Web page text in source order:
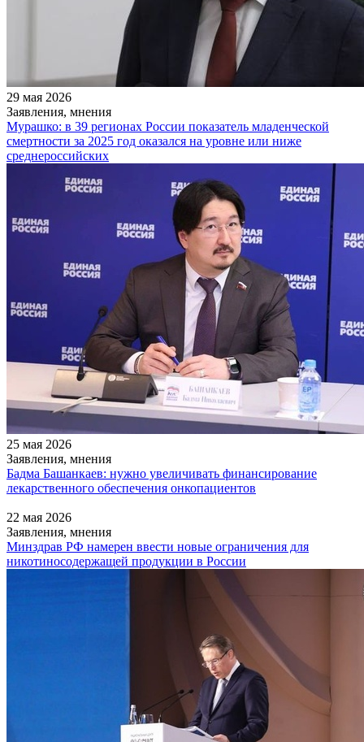
29 мая 2026
Заявления, мнения
Мурашко: в 39 регионах России показатель младенческой
смертности за 2025 год оказался на уровне или ниже
среднероссийских
25 мая 2026
Заявления, мнения
Бадма Башанкаев: нужно увеличивать финансирование
лекарственного обеспечения онкопациентов
22 мая 2026
Заявления, мнения
Минздрав РФ намерен ввести новые ограничения для
никотиносодержащей продукции в России